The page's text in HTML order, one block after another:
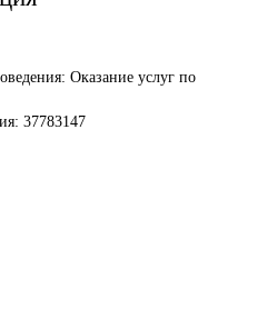
Оказание услуг по
37783147